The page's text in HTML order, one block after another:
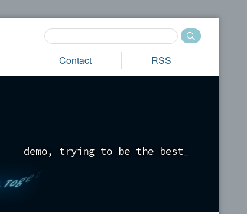
Contact RSS
demo, tryi ng to be the best